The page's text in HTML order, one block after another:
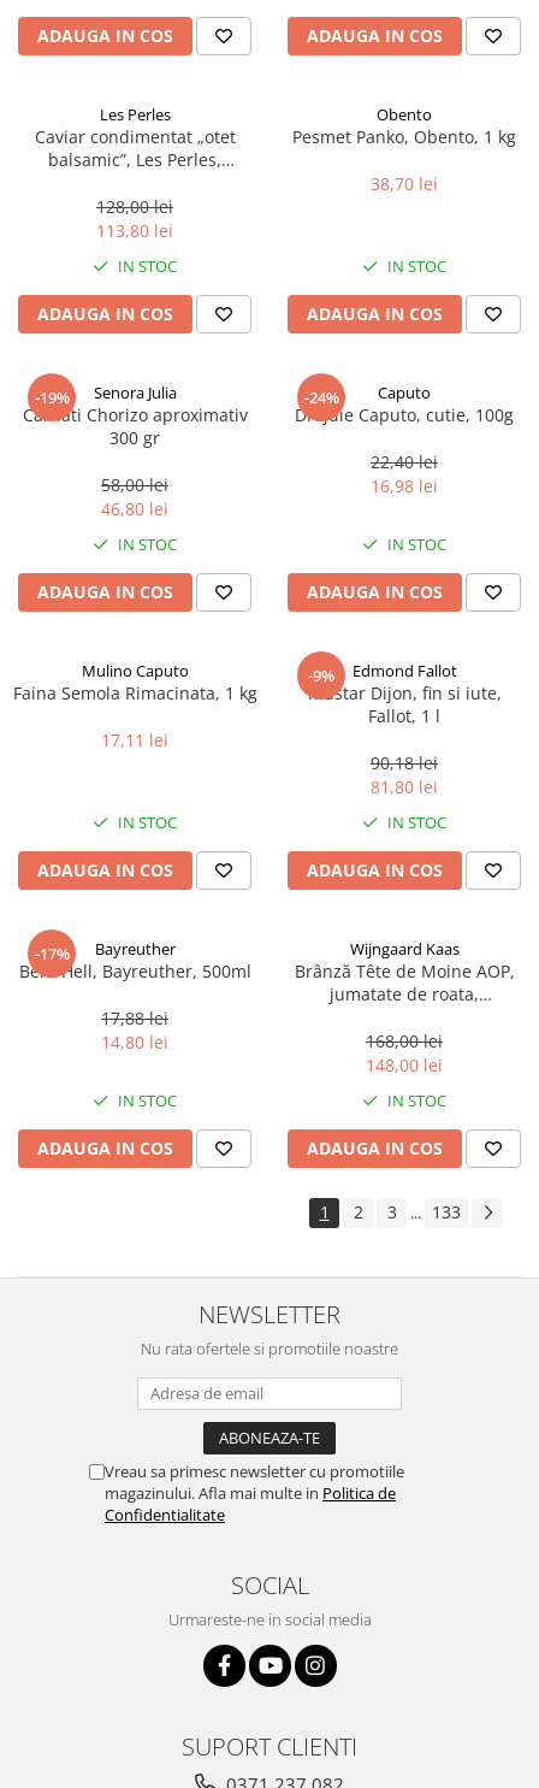
ADAUGA IN COS ADAUGA IN COS
Les Perles
Caviar condimentat „otet
balsamic”, Les Perles,
sferice, 200 g
128,00 lei
113,80 lei
IN STOC
ADAUGA IN COS
Obento
Pesmet Panko, Obento, 1 kg
38,70 lei
IN STOC
ADAUGA IN COS
-19% Senora Julia
Carnati Chorizo aproximativ
300 gr
58,00 lei
46,80 lei
IN STOC
ADAUGA IN COS
-24% Caputo
Drojdie Caputo, cutie, 100g
22,40 lei
16,98 lei
IN STOC
ADAUGA IN COS
Mulino Caputo
Faina Semola Rimacinata, 1 kg
17,11 lei
IN STOC
ADAUGA IN COS
-9% Edmond Fallot
Mustar Dijon, fin si iute,
Fallot, 1 l
90,18 lei
81,80 lei
IN STOC
ADAUGA IN COS
-17% Bayreuther
Bere Hell, Bayreuther, 500ml
17,88 lei
14,80 lei
IN STOC
ADAUGA IN COS
Wijngaard Kaas
Brânză Tête de Moine AOP,
jumatate de roata,
168,00 lei
148,00 lei
IN STOC
ADAUGA IN COS
1 2 3 ... 133
NEWSLETTER
Nu rata ofertele si promotiile noastre
Vreau sa primesc newsletter cu promotiile
magazinului. Afla mai multe in Politica de
Confidentialitate
SOCIAL
Urmareste-ne in social media
SUPORT CLIENTI